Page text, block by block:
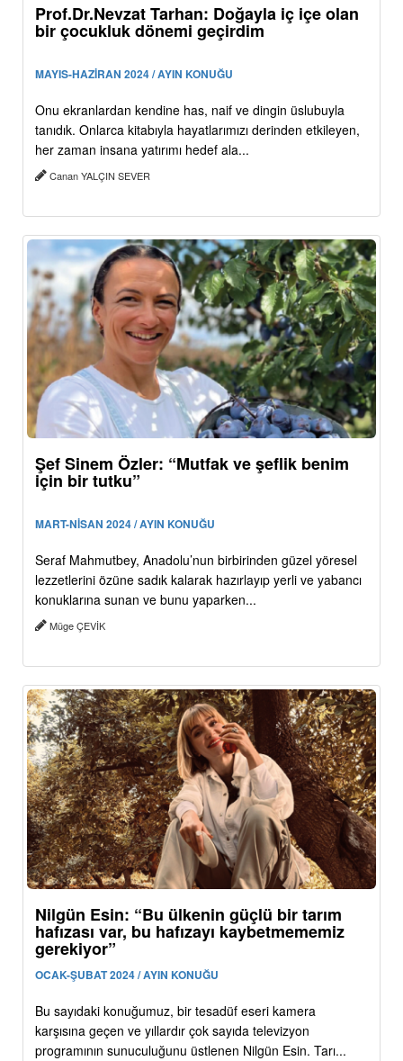
Prof.Dr.Nevzat Tarhan: Doğayla iç içe olan
bir çocukluk dönemi geçirdim
MAYIS-HAZİRAN 2024 / AYIN KONUĞU
Onu ekranlardan kendine has, naif ve dingin üslubuyla
tanıdık. Onlarca kitabıyla hayatlarımızı derinden etkileyen,
her zaman insana yatırımı hedef ala...
Canan YALÇIN SEVER
Şef Sinem Özler: “Mutfak ve şeflik benim
için bir tutku”
MART-NİSAN 2024 / AYIN KONUĞU
Seraf Mahmutbey, Anadolu’nun birbirinden güzel yöresel
lezzetlerini özüne sadık kalarak hazırlayıp yerli ve yabancı
konuklarına sunan ve bunu yaparken...
Müge ÇEVİK
Nilgün Esin: “Bu ülkenin güçlü bir tarım
hafızası var, bu hafızayı kaybetmememiz
gerekiyor”
OCAK-ŞUBAT 2024 / AYIN KONUĞU
Bu sayıdaki konuğumuz, bir tesadüf eseri kamera
karşısına geçen ve yıllardır çok sayıda televizyon
programının sunuculuğunu üstlenen Nilgün Esin. Tarı...